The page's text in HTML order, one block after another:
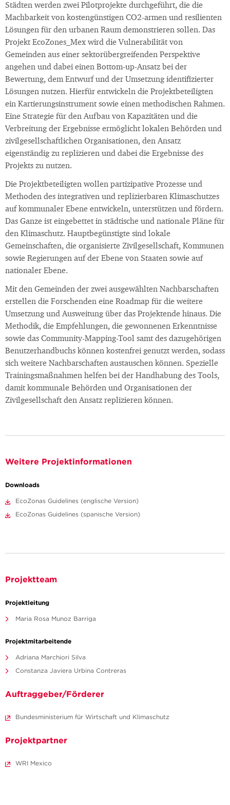
Städten werden zwei Pilotprojekte durchgeführt, die die
Machbarkeit von kostengünstigen CO2-armen und resilienten
Lösungen für den urbanen Raum demonstrieren sollen. Das
Projekt EcoZones_Mex wird die Vulnerabilität von
Gemeinden aus einer sektorübergreifenden Perspektive
angehen und dabei einen Bottom-up-Ansatz bei der
Bewertung, dem Entwurf und der Umsetzung identifizierter
Lösungen nutzen. Hierfür entwickeln die Projektbeteiligten
ein Kartierungsinstrument sowie einen methodischen Rahmen.
Eine Strategie für den Aufbau von Kapazitäten und die
Verbreitung der Ergebnisse ermöglicht lokalen Behörden und
zivilgesellschaftlichen Organisationen, den Ansatz
eigenständig zu replizieren und dabei die Ergebnisse des
Projekts zu nutzen.
Die Projektbeteiligten wollen partizipative Prozesse und
Methoden des integrativen und replizierbaren Klimaschutzes
auf kommunaler Ebene entwickeln, unterstützen und fördern.
Das Ganze ist eingebettet in städtische und nationale Pläne für
den Klimaschutz. Hauptbegünstigte sind lokale
Gemeinschaften, die organisierte Zivilgesellschaft, Kommunen
sowie Regierungen auf der Ebene von Staaten sowie auf
nationaler Ebene.
Mit den Gemeinden der zwei ausgewählten Nachbarschaften
erstellen die Forschenden eine Roadmap für die weitere
Umsetzung und Ausweitung über das Projektende hinaus. Die
Methodik, die Empfehlungen, die gewonnenen Erkenntnisse
sowie das Community-Mapping-Tool samt des dazugehörigen
Benutzerhandbuchs können kostenfrei genutzt werden, sodass
sich weitere Nachbarschaften austauschen können. Spezielle
Trainingsmaßnahmen helfen bei der Handhabung des Tools,
damit kommunale Behörden und Organisationen der
Zivilgesellschaft den Ansatz replizieren können.
Weitere Projektinformationen
Downloads
EcoZonas Guidelines (englische Version)
EcoZonas Guidelines (spanische Version)
Projektteam
Projektleitung
Maria Rosa Munoz Barriga
Projektmitarbeitende
Adriana Marchiori Silva
Constanza Javiera Urbina Contreras
Auftraggeber/Förderer
Bundesministerium für Wirtschaft und Klimaschutz
Projektpartner
WRI Mexico